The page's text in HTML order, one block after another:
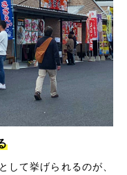
して挙げられるのが、